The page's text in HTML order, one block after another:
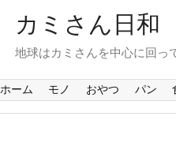
カミさん日和
地球はカミさんを中心に回っ
ホーム モノ おやつ パン